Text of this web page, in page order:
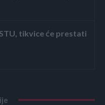
tikvice će prestati